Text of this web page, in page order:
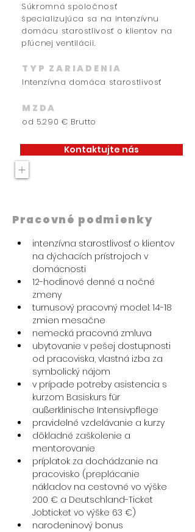
Súkromná spoločnosť
špecializujúca sa na intenzívnu
domácu starostlivosť o klientov na
pľúcnej ventilácii.
TYP ZARIADENIA
Intenzívna domáca starostlivosť
MZDA
od 5.290 € Brutto
Kontaktujte nás
+
Pracovné podmienky
intenzívna starostlivosť o klientov
na dýchacích prístrojoch v
domácnosti
12-hodinové denné a nočné
zmeny
turnusový pracovný model: 14-18
zmien mesačne​
nemecká pracovná zmluva
ubytovanie v pešej dostupnosti
od pracoviska, vlastná izba za
symbolický nájom
v prípade potreby asistencia s
kurzom Basiskurs für
außerklinische Intensivpflege
pravidelné vzdelávanie a kurzy
dôkladné zaškolenie a
mentorovanie
príplatok za dochádzanie na
pracovisko (preplácanie
nákladov na cestovné vo výške
200 € a Deutschland-Ticket
Jobticket vo výške 63 €)
narodeninový bonus